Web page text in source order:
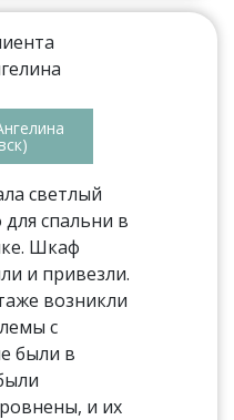
светлый
спальни в
Шкаф
и привезли.
возникли
с
были в
и их